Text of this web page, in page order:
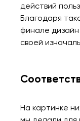
действий
Благодаря
финале
своей
На картинке